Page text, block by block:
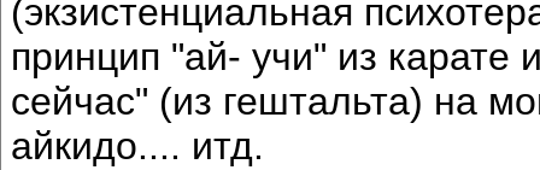
(экзистенциальная
принцип "ай- учи" из
сейчас" (из гештальта) на
айкидо.... итд.